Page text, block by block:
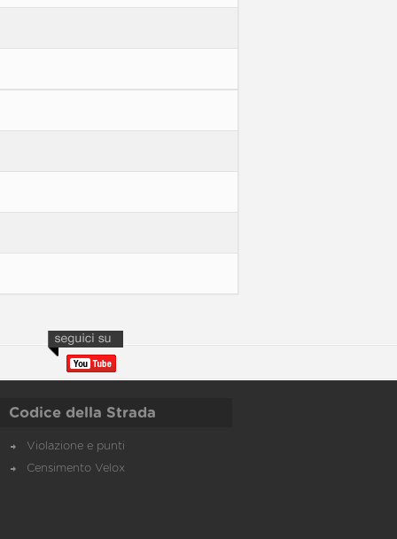
Codice della Strada
Violazione e punti
Censimento Velox